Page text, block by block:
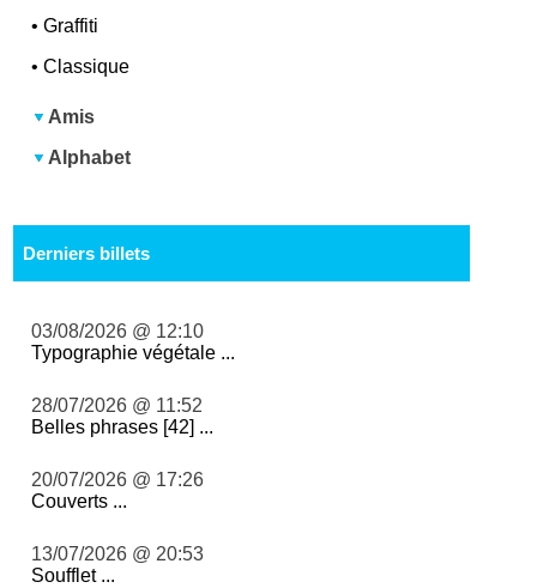
•Graffiti
•Classique
Amis
Alphabet
Derniers billets
03/08/2026 @ 12:10
Typographie végétale ...
28/07/2026 @ 11:52
Belles phrases [42] ...
20/07/2026 @ 17:26
Couverts ...
13/07/2026 @ 20:53
Soufflet ...